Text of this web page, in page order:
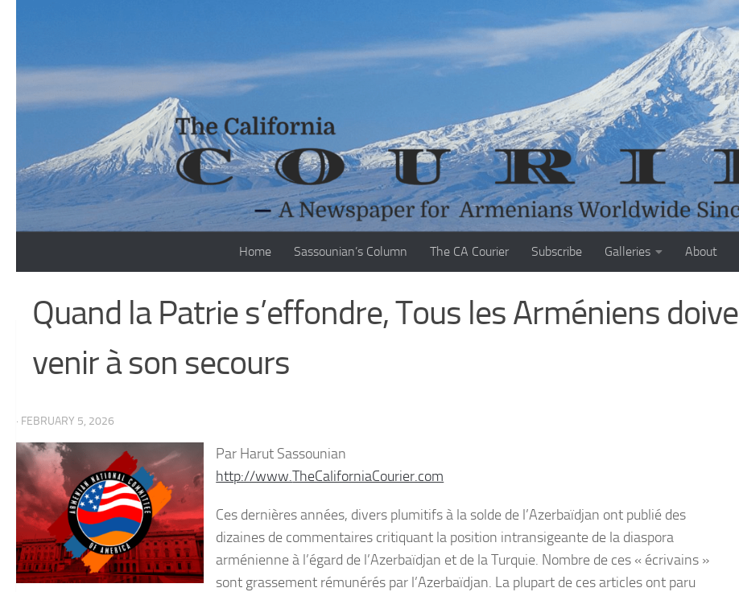
Home Sassounian’s Column The CA Courier Subscribe Galleries About
Quand la Patrie s’effondre, Tous les Arméniens
venir à son secours
· FEBRUARY 5, 2026
Par Harut Sassounian
http://www.TheCaliforniaCourier.com
Ces dernières années, divers plumitifs à la solde de l’Azerbaïdjan ont publié des
dizaines de commentaires critiquant la position intransigeante de la diaspora
arménienne à l’égard de l’Azerbaïdjan et de la Turquie. Nombre de ces « écrivains »
sont grassement rémunérés par l’Azerbaïdjan. La plupart de ces articles ont paru